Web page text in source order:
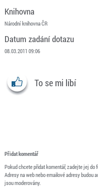
Knihovna
Národní knihovna ČR
Datum zadání dotazu
08.03.2011 09:06
To se mi líbí
Přidat komentář
Pokud chcete přidat komentář, zadejte jej
Adresy na web nebo emailové adresy
jsou moderovány.